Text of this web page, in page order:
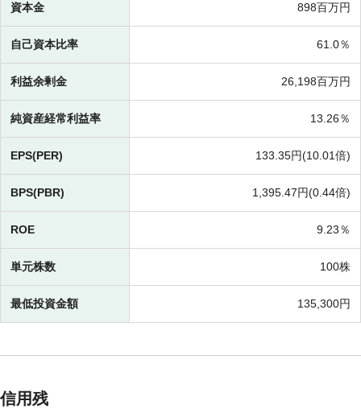
資本金 898百万円
自己資本比率 61.0％
利益余剰金 26,198百万円
純資産経常利益率 13.26％
EPS(PER) 133.35円(10.01倍)
BPS(PBR) 1,395.47円(0.44倍)
ROE 9.23％
単元株数 100株
最低投資金額 135,300円
信用残